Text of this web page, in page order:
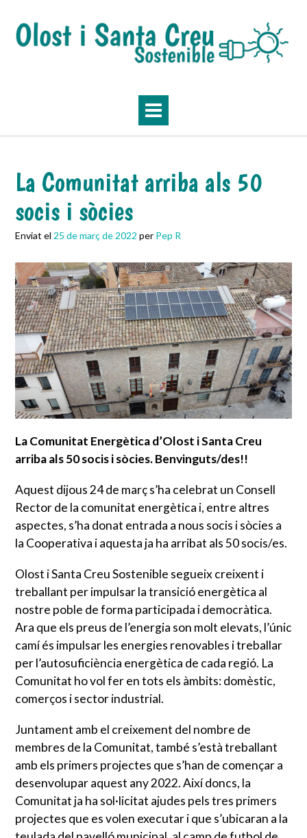
content
La Comunitat arriba als 50
socis i sòcies
Enviat el 25 de març de 2022 per Pep R
La Comunitat Energètica d’Olost i Santa Creu
arriba als 50 socis i sòcies. Benvinguts/des!!
Aquest dijous 24 de març s’ha celebrat un Consell
Rector de la comunitat energètica i, entre altres
aspectes, s’ha donat entrada a nous socis i sòcies a
la Cooperativa i aquesta ja ha arribat als 50 socis/es.
Olost i Santa Creu Sostenible segueix creixent i
treballant per impulsar la transició energètica al
nostre poble de forma participada i democràtica.
Ara que els preus de l’energia son molt elevats, l’únic
camí és impulsar les energies renovables i treballar
per l’autosuficiència energètica de cada regió. La
Comunitat ho vol fer en tots els àmbits: domèstic,
comerços i sector industrial.
Juntament amb el creixement del nombre de
membres de la Comunitat, també s’està treballant
amb els primers projectes que s’han de començar a
desenvolupar aquest any 2022. Així doncs, la
Comunitat ja ha sol·licitat ajudes pels tres primers
projectes que es volen executar i que s’ubicaran a la